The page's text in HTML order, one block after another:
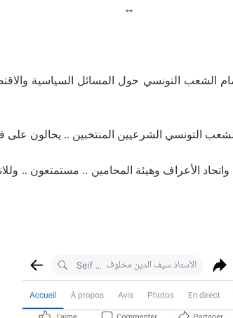
↔
الشعب التونسي حول المسائل السياسية
التونسي الشرعيين المنتخبين .. يحالون على
الأعراف وهيئة المحامين .. مستمتعون ..